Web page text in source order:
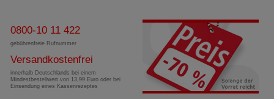
0800-10 11 422
gebührenfreie Rufnummer
Versandkostenfrei
innerhalb Deutschlands bei einem
Mindestbestellwert von 13,99 Euro oder bei
Einsendung eines Kassenrezeptes